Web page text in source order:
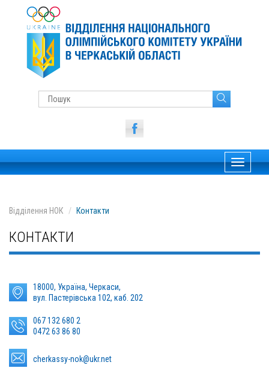
Toggle
Відділення НОК Контакти
КОНТАКТИ
18000, Україна, Черкаси,
вул. Пастерівська 102, каб. 202
067 132 680 2
0472 63 86 80
сherkassy-nok@ukr.net